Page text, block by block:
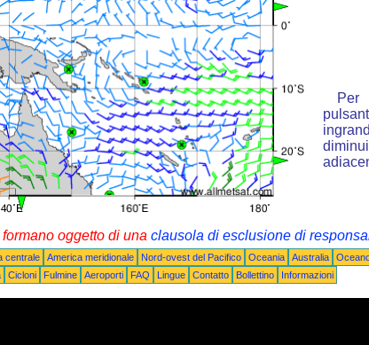
Per
oggetto di una clausola di esclusione di
centrale America meridionale Nord-ovest del Pacifico Oceania Australia
Cicloni Fulmine Aeroporti FAQ Lingue Contatto Bollettino Informazioni